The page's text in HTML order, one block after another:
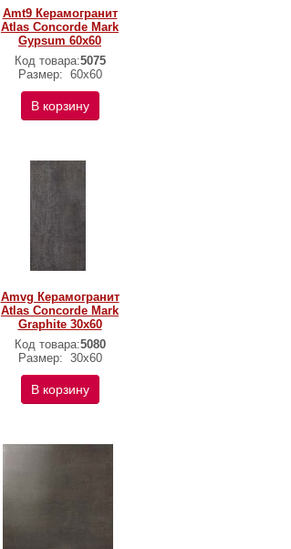
Amt9 Керамогранит
Atlas Concorde Mark
Gypsum 60x60
Код товара:5075
Размер: 60x60
В корзину
Amvg Керамогранит
Atlas Concorde Mark
Graphite 30x60
Код товара:5080
Размер: 30x60
В корзину